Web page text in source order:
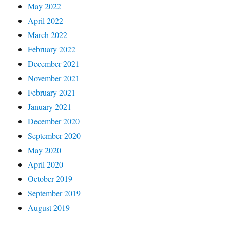
May 2022
April 2022
March 2022
February 2022
December 2021
November 2021
February 2021
January 2021
December 2020
September 2020
May 2020
April 2020
October 2019
September 2019
August 2019